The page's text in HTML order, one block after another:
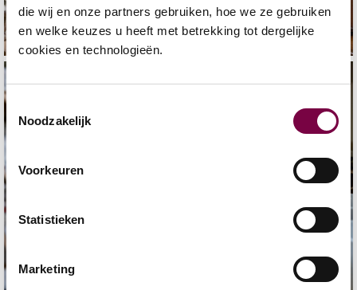
die wij en onze partners gebruiken, hoe we ze gebruiken
en welke keuzes u heeft met betrekking tot dergelijke
cookies en technologieën.
Toestemmingsselectie
Noodzakelijk
Voorkeuren
Statistieken
Marketing